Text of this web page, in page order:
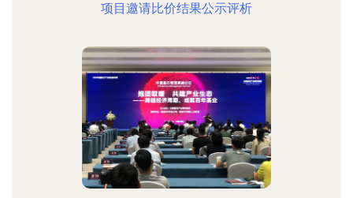
项目邀请比价结果公示评析